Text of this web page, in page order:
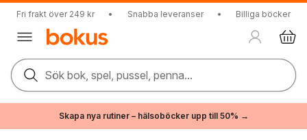
Fri frakt över 249 kr • Snabba leveranser • Billiga böcker
Sök bok, spel, pussel, penna...
Skapa nya rutiner – hälsoböcker upp till 50% →